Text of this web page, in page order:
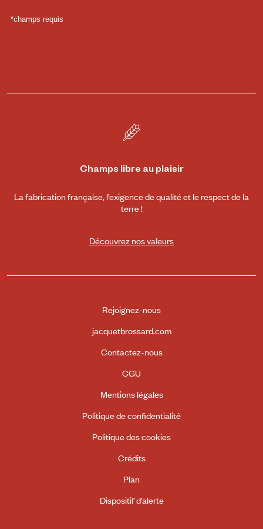
Champs libre au plaisir
La fabrication française, l’exigence de qualité et le respect de la
terre !
Découvrez nos valeurs
Rejoignez-nous
jacquetbrossard.com
Contactez-nous
CGU
Mentions légales
Politique de confidentialité
Politique des cookies
Crédits
Plan
Dispositif d’alerte